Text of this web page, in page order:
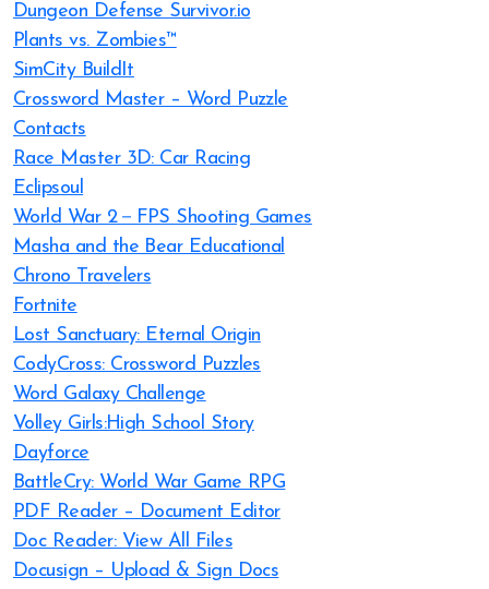
Dungeon Defense Survivor.io
Plants vs. Zombies™
SimCity BuildIt
Crossword Master – Word Puzzle
Contacts
Race Master 3D: Car Racing
Eclipsoul
World War 2－FPS Shooting Games
Masha and the Bear Educational
Chrono Travelers
Fortnite
Lost Sanctuary: Eternal Origin
CodyCross: Crossword Puzzles
Word Galaxy Challenge
Volley Girls:High School Story
Dayforce
BattleCry: World War Game RPG
PDF Reader – Document Editor
Doc Reader: View All Files
Docusign – Upload & Sign Docs